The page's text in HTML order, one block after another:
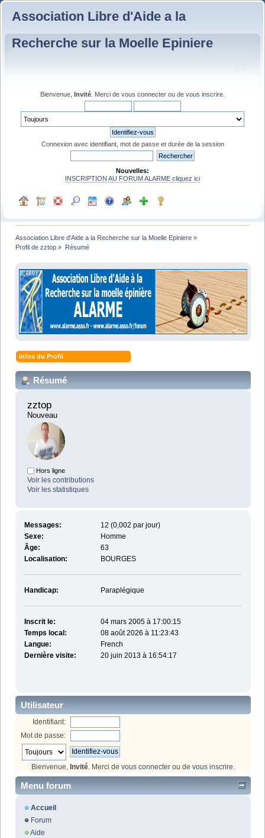
Association Libre d'Aide a la
Recherche sur la Moelle Epiniere
Bienvenue, Invité . Merci de vous connecter ou de vous inscrire
Connexion avec identifiant, mot de passe et durée de la session
Nouvelles:
INSCRIPTION AU FORUM ALARME cliquez ici
Association Libre d'Aide a la Recherche sur la Moelle Epiniere »
Profil de zztop » Résumé
Infos du Profil
Résumé
zztop
Nouveau
Hors ligne
Voir les contributions
Voir les statistiques
Messages:
12 (0,002 par jour)
Sexe:
Homme
Âge:
63
Localisation:
BOURGES
Handicap: Paraplégique
Inscrit le:
04 mars 2005 à 17:00:15
Temps local:
08 août 2026 à 11:23:43
Langue:
French
Dernière visite:
20 juin 2013 à 16:54:17
Utilisateur
Identifiant:
Mot de passe:
Bienvenue, Invité . Merci de vous connecter ou de vous inscrire
Menu forum
Accueil
Forum
Aide